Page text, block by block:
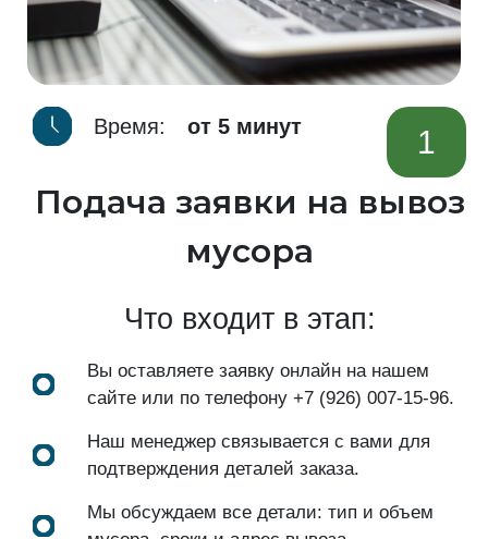
Время: от 5 минут 1
Подача заявки на вывоз
мусора
Что входит в этап:
Вы оставляете заявку онлайн на нашем
сайте или по телефону +7 (926) 007-15-96.
Наш менеджер связывается с вами для
подтверждения деталей заказа.
Мы обсуждаем все детали: тип и объем